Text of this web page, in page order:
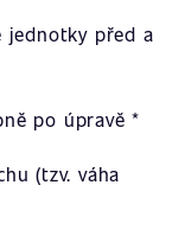
jednotky před a
po úpravě *
(tzv. váha